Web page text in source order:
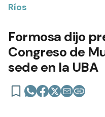
Ríos
Formosa dijo
Congreso de
sede en la UBA